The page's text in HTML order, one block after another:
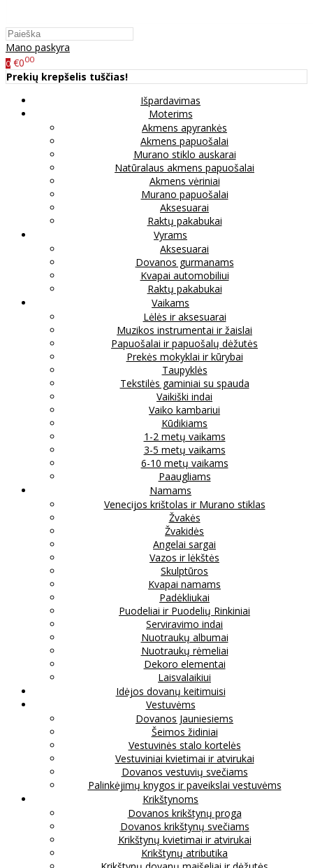
Mano paskyra
0 €000
Prekių krepšelis tuščias!
Išpardavimas
Moterims
Akmens apyrankės
Akmens papuošalai
Murano stiklo auskarai
Natūralaus akmens papuošalai
Akmens vėriniai
Murano papuošalai
Aksesuarai
Raktų pakabukai
Vyrams
Aksesuarai
Dovanos gurmanams
Kvapai automobiliui
Raktų pakabukai
Vaikams
Lėlės ir aksesuarai
Muzikos instrumentai ir žaislai
Papuošalai ir papuošalų dėžutės
Prekės mokyklai ir kūrybai
Taupyklės
Tekstilės gaminiai su spauda
Vaikiški indai
Vaiko kambariui
Kūdikiams
1-2 metų vaikams
3-5 metų vaikams
6-10 metų vaikams
Paaugliams
Namams
Venecijos krištolas ir Murano stiklas
Žvakės
Žvakidės
Angelai sargai
Vazos ir lėkštės
Skulptūros
Kvapai namams
Padėkliukai
Puodeliai ir Puodelių Rinkiniai
Serviravimo indai
Nuotraukų albumai
Nuotraukų rėmeliai
Dekoro elementai
Laisvalaikiui
Idėjos dovanų keitimuisi
Vestuvėms
Dovanos Jauniesiems
Šeimos židiniai
Vestuvinės stalo kortelės
Vestuviniai kvietimai ir atvirukai
Dovanos vestuvių svečiams
Palinkėjimų knygos ir paveikslai vestuvėms
Krikštynoms
Dovanos krikštynų proga
Dovanos krikštynų svečiams
Krikštynų kvietimai ir atvirukai
Krikštynų atributika